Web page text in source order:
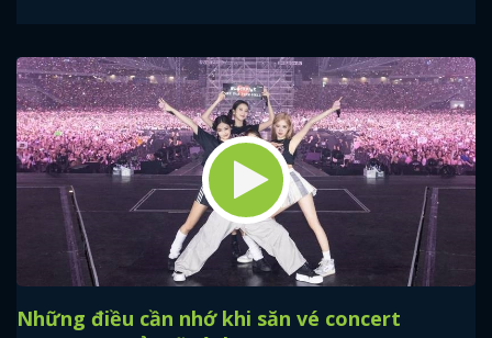
Những điều cần nhớ khi săn vé concert